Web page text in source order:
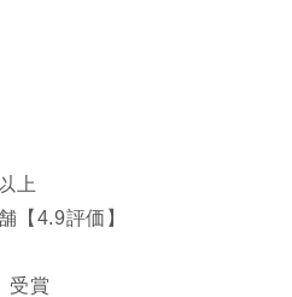
上
【4.9評価】
受賞